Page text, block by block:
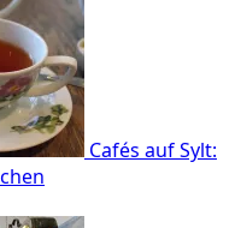
Cafés auf Sylt: